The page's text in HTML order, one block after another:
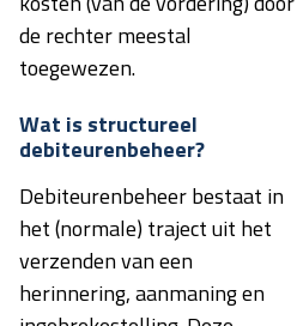
de rechter meestal
toegewezen.
Wat is structureel
debiteurenbeheer?
Debiteurenbeheer bestaat in
het (normale) traject uit het
verzenden van een
herinnering, aanmaning en